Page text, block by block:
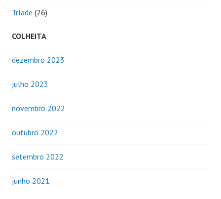
Tríade (26)
COLHEITA
dezembro 2023
julho 2023
novembro 2022
outubro 2022
setembro 2022
junho 2021